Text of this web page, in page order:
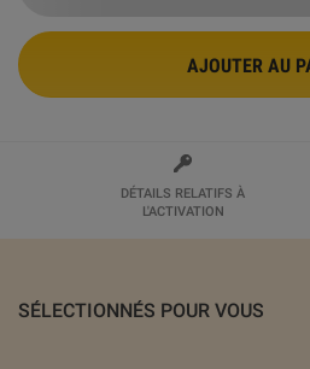
AJOUTER AU
DÉTAILS RELATIFS À
L'ACTIVATION
SÉLECTIONNÉS POUR VOUS